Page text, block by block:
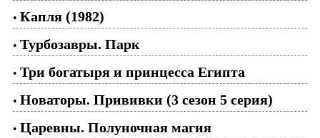
• Капля (1982)
• Турбозавры. Парк
• Три богатыря и принцесса Египта
• Новаторы. Прививки (3 сезон 5 серия)
• Царевны. Полуночная магия